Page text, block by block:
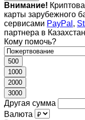
Внимание!
карты зарубежного
сервисами PayPal ,
партнера в
Кому помочь?
500
1000
2000
3000
Другая сумма
Валюта